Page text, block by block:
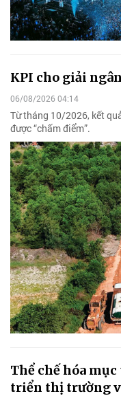
KPI cho giải
06/08/2026 04:14
Từ tháng 10/2026, kết
được “chấm điểm”.
Thể chế hóa
triển thị trường